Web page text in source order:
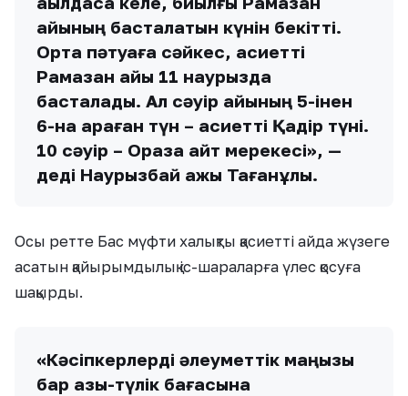
айының басталатын күнін бекітті.
Ортақ пәтуаға сәйкес, қасиетті
Рамазан айы 11 наурызда
басталады. Ал сәуір айының 5-інен
6-на қараған түн – қасиетті Қадір түні.
10 сәуір – Ораза айт мерекесі», —
деді Наурызбай қажы Тағанұлы.
Осы ретте Бас мүфти халықты қасиетті айда жүзеге
асатын қайырымдылық іс-шараларға үлес қосуға
шақырды.
«Кәсіпкерлерді әлеуметтік маңызы
бар азық-түлік бағасына